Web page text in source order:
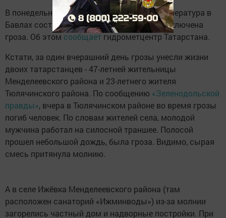
В понедельник максимальная дневная температура в
Бавлах составит всего +17 градусов. Не исключена
гроза. Об этом сообщает гидрометцентр Татарстана.
Кстати, за один вчерашний день грозы унесли жизни
двоих татарстанцев - 47-летней жительницы
Менделеевского района и 23-летнего жителя
Тюлячинского района. По сообщению «Зеленодольской
правды», вчера в Тюлячинском районе во время грозы
погиб человек. По словам жителей села, молодой
мужчина работал на силосной траншее. Полосой
прошел небольшой дождь, была гроза. Видимо, сырая
смесь притянула молнию.
А в селе Ижёвка Менделеевского района (там
расположен санаторий «Ижминводы») из-за молнии
загорелись частный дом и надворные постройки. При